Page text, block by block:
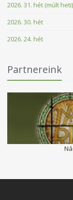
2026. 31. hét (múlt heti)
2026. 30. hét
2026. 24. hét
Partnereink
Göndöcs